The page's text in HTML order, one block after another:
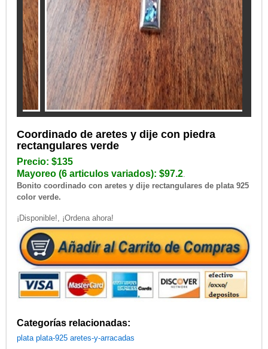
Coordinado de aretes y dije con piedra
rectangulares verde
Precio: $135
Mayoreo (6 articulos variados): $97.2
Bonito coordinado con aretes y dije rectangulares de plata 925
color verde.
¡Disponible!, ¡Ordena ahora!
Categorías relacionadas:
plataplata-925aretes-y-arracadas